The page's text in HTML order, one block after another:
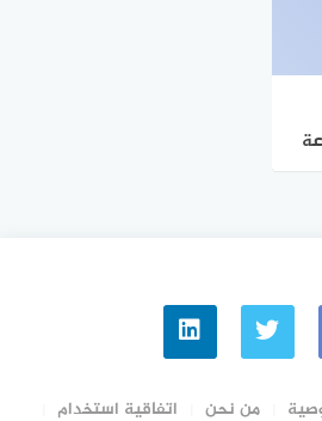
من نحن
اتفاقية استخدام